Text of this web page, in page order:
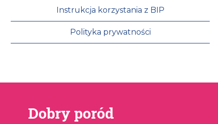
Instrukcja korzystania z BIP
Polityka prywatności
Dobry poród